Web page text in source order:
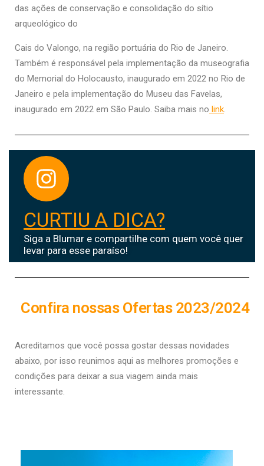
das ações de conservação e consolidação do sítio
arqueológico do
Cais do Valongo, na região portuária do Rio de Janeiro.
Também é responsável pela implementação da museografia
do Memorial do Holocausto, inaugurado em 2022 no Rio de
Janeiro e pela implementação do Museu das Favelas,
inaugurado em 2022 em São Paulo. Saiba mais no link.
CURTIU A DICA?
Siga a Blumar e compartilhe com quem você quer
levar para esse paraíso!
Confira nossas Ofertas 2023/2024
Acreditamos que você possa gostar dessas novidades
abaixo, por isso reunimos aqui as melhores promoções e
condições para deixar a sua viagem ainda mais
interessante.